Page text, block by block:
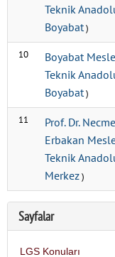
Teknik
Boyabat)
10
Boyabat
Teknik
Boyabat)
11
Prof. Dr.
Erbakan
Teknik
Merkez)
Sayfalar
LGS Konuları